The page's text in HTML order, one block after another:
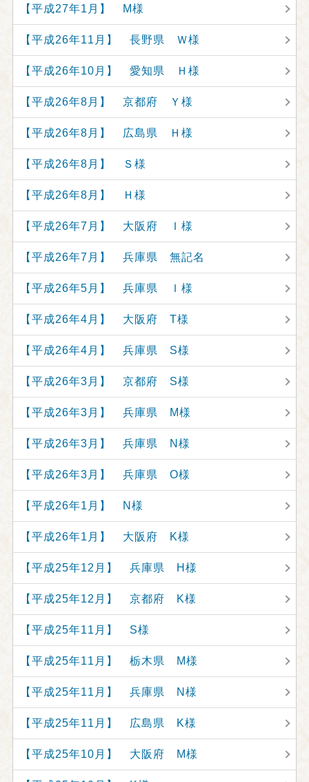
【平成27年1月】 M様
【平成26年11月】 長野県 Ｗ様
【平成26年10月】 愛知県 Ｈ様
【平成26年8月】 京都府 Ｙ様
【平成26年8月】 広島県 Ｈ様
【平成26年8月】 Ｓ様
【平成26年8月】 Ｈ様
【平成26年7月】 大阪府 Ｉ様
【平成26年7月】 兵庫県 無記名
【平成26年5月】 兵庫県 Ｉ様
【平成26年4月】 大阪府 T様
【平成26年4月】 兵庫県 S様
【平成26年3月】 京都府 S様
【平成26年3月】 兵庫県 M様
【平成26年3月】 兵庫県 N様
【平成26年3月】 兵庫県 O様
【平成26年1月】 N様
【平成26年1月】 大阪府 K様
【平成25年12月】 兵庫県 H様
【平成25年12月】 京都府 K様
【平成25年11月】 S様
【平成25年11月】 栃木県 M様
【平成25年11月】 兵庫県 N様
【平成25年11月】 広島県 K様
【平成25年10月】 大阪府 M様